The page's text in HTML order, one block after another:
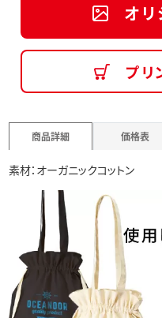
オ
プリ
商品詳細 価格表
素材：オーガニックコットン